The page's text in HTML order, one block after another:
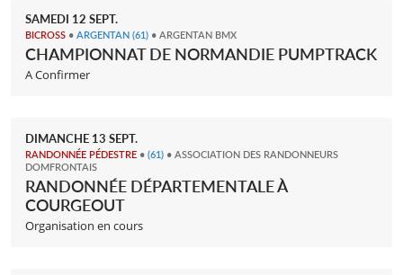
SAMEDI 12 SEPT.
BICROSS • ARGENTAN (61) • ARGENTAN BMX
CHAMPIONNAT DE NORMANDIE PUMPTRACK
A Confirmer
DIMANCHE 13 SEPT.
RANDONNÉE PÉDESTRE • (61) • ASSOCIATION DES RANDONNEURS
DOMFRONTAIS
RANDONNÉE DÉPARTEMENTALE À
COURGEOUT
Organisation en cours